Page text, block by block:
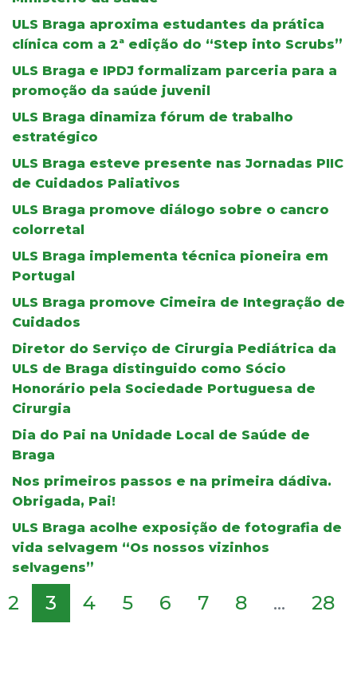
ULS Braga aproxima estudantes da prática
clínica com a 2ª edição do “Step into Scrubs”
ULS Braga e IPDJ formalizam parceria para a
promoção da saúde juvenil
ULS Braga dinamiza fórum de trabalho
estratégico
ULS Braga esteve presente nas Jornadas PIIC
de Cuidados Paliativos
ULS Braga promove diálogo sobre o cancro
colorretal
ULS Braga implementa técnica pioneira em
Portugal
ULS Braga promove Cimeira de Integração de
Cuidados
Diretor do Serviço de Cirurgia Pediátrica da
ULS de Braga distinguido como Sócio
Honorário pela Sociedade Portuguesa de
Cirurgia
Dia do Pai na Unidade Local de Saúde de
Braga
Nos primeiros passos e na primeira dádiva.
Obrigada, Pai!
ULS Braga acolhe exposição de fotografia de
vida selvagem “Os nossos vizinhos
selvagens”
2 3 4 5 6 7 8 ... 28